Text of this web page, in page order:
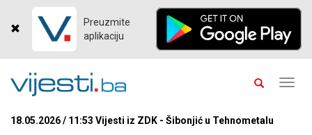
Preuzmite
aplikaciju
18.05.2026 / 11:53 Vijesti iz ZDK - Šibonjić u Tehnometalu